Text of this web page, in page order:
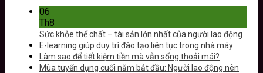
06
Th8
Sức khỏe thể chất – tài sản lớn nhất của người lao động
E-learning giúp duy trì đào tạo liên tục trong nhà máy
Làm sao để tiết kiệm tiền mà vẫn sống thoải mái?
Mùa tuyển dụng cuối năm bắt đầu: Người lao động nên